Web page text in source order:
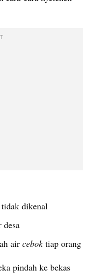
dikenal
air cebok tiap orang
pindah ke bekas